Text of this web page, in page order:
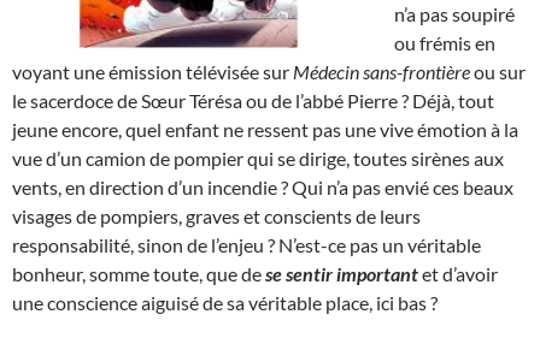
n’a pas soupiré
ou frémis en
voyant une émission télévisée sur Médecin sans-frontièreou sur
le sacerdoce de Sœur Térésa ou de l’abbé Pierre ? Déjà, tout
jeune encore, quel enfant ne ressent pas une vive émotion à la
vue d’un camion de pompier qui se dirige, toutes sirènes aux
vents, en direction d’un incendie ? Qui n’a pas envié ces beaux
visages de pompiers, graves et conscients de leurs
responsabilité, sinon de l’enjeu ? N’est-ce pas un véritable
bonheur, somme toute, que dese sentir importantet d’avoir
une conscience aiguisé de sa véritable place, ici bas ?